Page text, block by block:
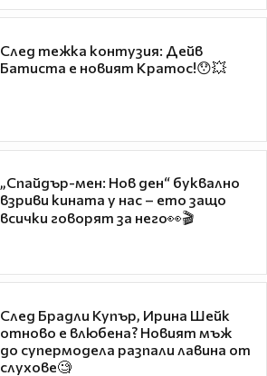
След тежка контузия: Дейв
Батиста е новият Кратос!😯💥
„Спайдър-мен: Нов ден“ буквално
взриви кината у нас – ето защо
всички говорят за него👀🎬
След Брадли Купър, Ирина Шейк
отново е влюбена? Новият мъж
до супермодела разпали лавина от
слухове🧐